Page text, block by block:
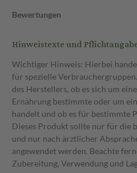
Bewertungen
Hinweistexte und
Wichtiger Hinweis: Hierbei
für spezielle
des Herstellers, ob es sich um
Ernährung bestimmte oder um
handelt und ob es für bestimmte
Dieses Produkt sollte nur für die
und nur nach ärztlicher
angewendet werden. Beachte
Zubereitung, Verwendung und